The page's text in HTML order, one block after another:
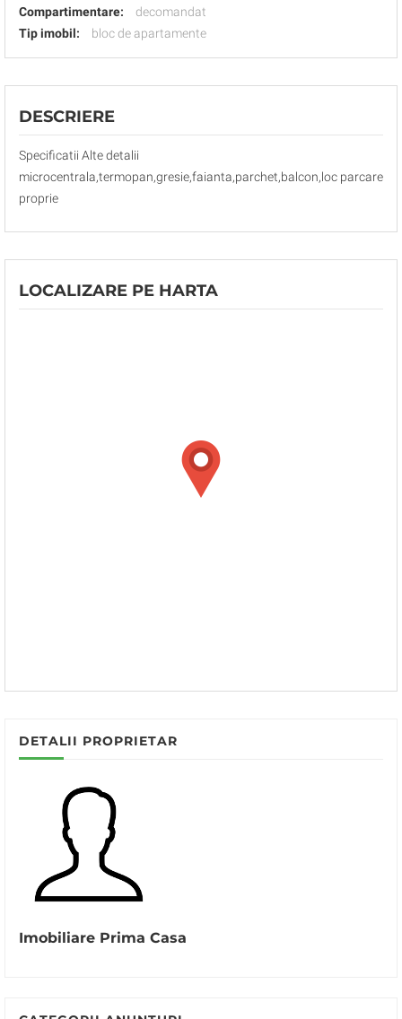
Compartimentare:
decomandat
Tip imobil:
bloc de apartamente
DESCRIERE
Specificatii Alte detalii
microcentrala,termopan,gresie,faianta,parchet,balcon,loc parcare
proprie
LOCALIZARE PE HARTA
DETALII PROPRIETAR
Imobiliare Prima Casa